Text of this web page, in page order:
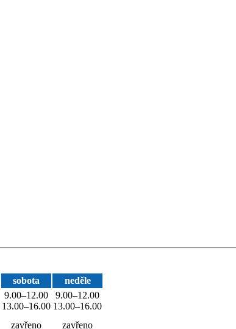
sobota
neděle
9.00–12.00
13.00–16.00
9.00–12.00
13.00–16.00
zavřeno zavřeno